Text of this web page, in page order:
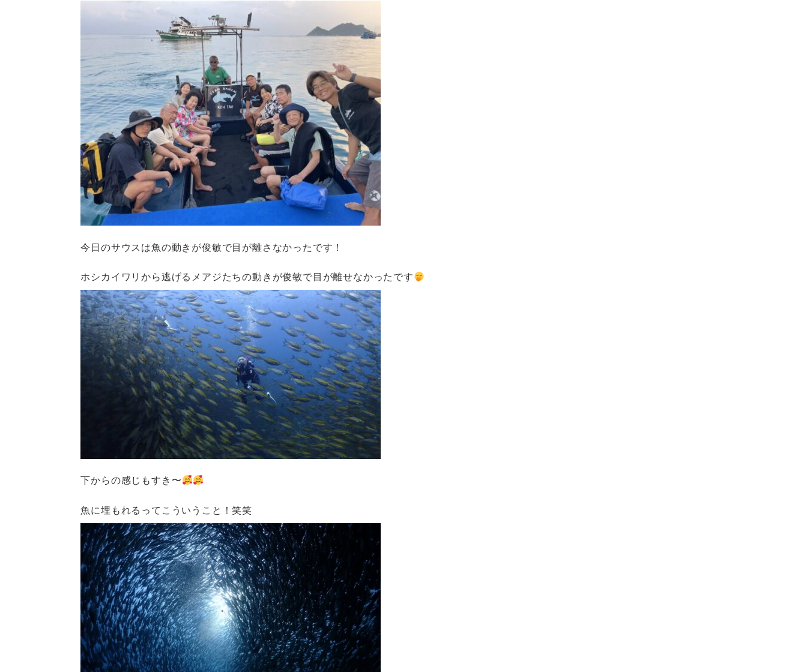
今日のサウスは魚の動きが俊敏で目が離さなかったです！
ホシカイワリから逃げるメアジたちの動きが俊敏で目が離せなかったです
下からの感じもすき〜
魚に埋もれるってこういうこと！笑笑